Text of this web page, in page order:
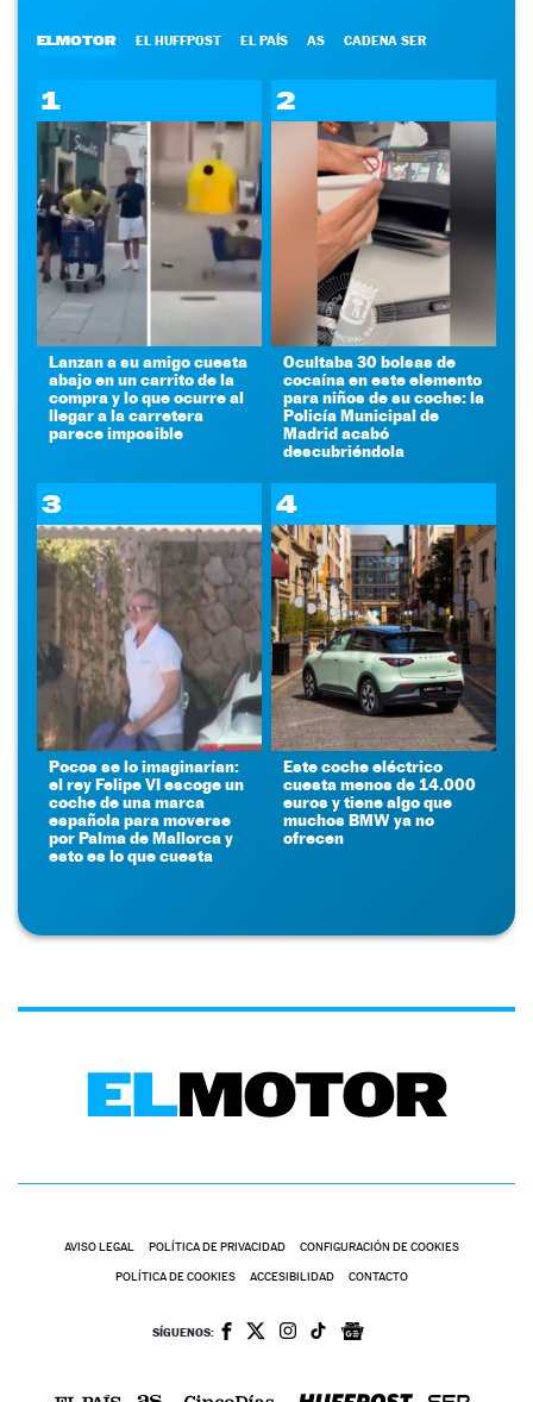
ELMOTOR EL HUFFPOST EL PAÍS AS CADENA SER
1
Lanzan a su amigo cuesta
abajo en un carrito de la
compra y lo que ocurre al
llegar a la carretera
parece imposible
2
Ocultaba 30 bolsas de
cocaína en este elemento
para niños de su coche: la
Policía Municipal de
Madrid acabó
descubriéndola
3
Pocos se lo imaginarían:
el rey Felipe VI escoge un
coche de una marca
española para moverse
por Palma de Mallorca y
esto es lo que cuesta
4
Este coche eléctrico
cuesta menos de 14.000
euros y tiene algo que
muchos BMW ya no
ofrecen
AVISO LEGAL POLÍTICA DE PRIVACIDAD CONFIGURACIÓN DE COOKIES
POLÍTICA DE COOKIES ACCESIBILIDAD CONTACTO
SÍGUENOS: